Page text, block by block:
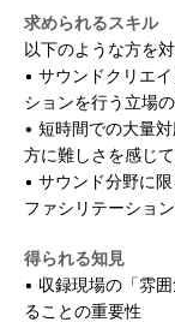
2025年実績報告
アンケート
ロードマップ
無料ライブ配信
CEDEC
募集要項
インタラクティ
受講パスの種類
支払い方法・期
協賛・スポンサ
スポンサーリス
グッズ
グッズ
プレス
報道関係者様へ
取材聴講登録規
よくあるご質問
求められるスキル
以下のような方を
• サウンドクリエ
ションを行う立場
• 短時間での大量
方に難しさを感じ
• サウンド分野に
ファシリテーショ
得られる知見
• 収録現場の「雰
ることの重要性